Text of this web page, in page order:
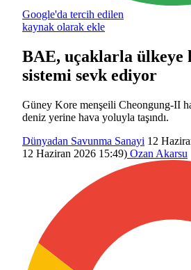
Google'da tercih edilen
kaynak olarak ekle
BAE, uçaklarla ülkeye
sistemi sevk ediyor
Güney Kore menşeili Cheongung-II
deniz yerine hava yoluyla taşındı.
Dünyadan Savunma Sanayi 12
12 Haziran 2026 15:49) Ozan Akarsu